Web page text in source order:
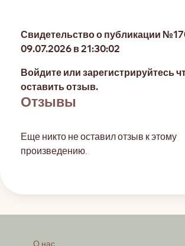
Свидетельство о публикации
09.07.2026 в 21:30:02
Войдите или зарегистрируйтесь
оставить отзыв.
Отзывы
Еще никто не оставил отзыв к этому
произведению.
О нас